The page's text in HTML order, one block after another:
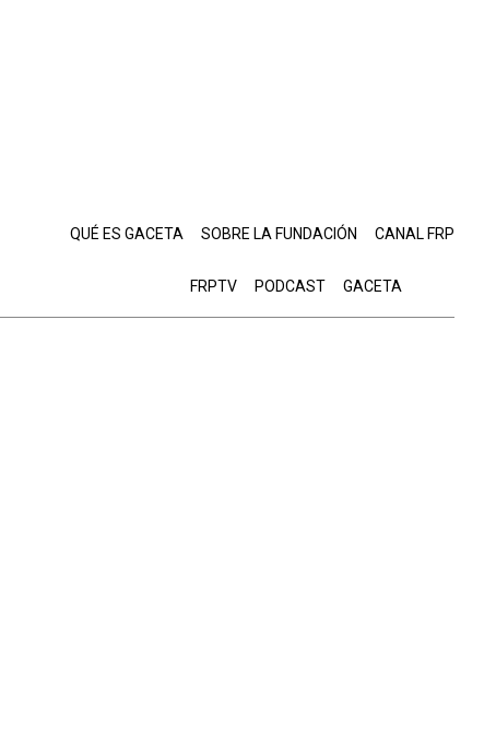
QUÉ ES GACETA SOBRE LA FUNDACIÓN CANAL FRP
FRPTV PODCAST GACETA